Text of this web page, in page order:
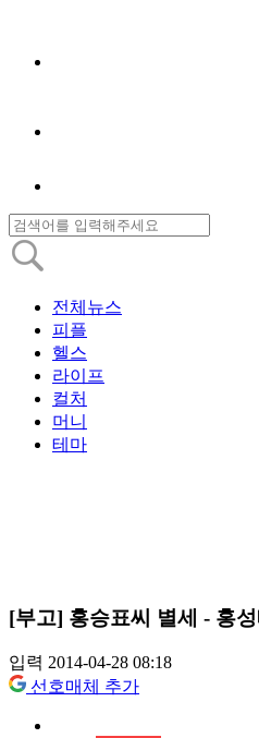
전체뉴스
피플
헬스
라이프
컬처
머니
테마
[부고] 홍승표씨 별세 - 홍
입력 2014-04-28 08:18
선호매체 추가